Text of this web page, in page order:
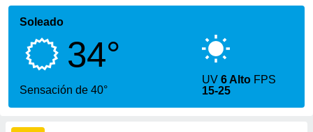
ha
calidad.
a este
las
Soleado
34°
Sensación de 40°
UV6 Alto FPS
15-25